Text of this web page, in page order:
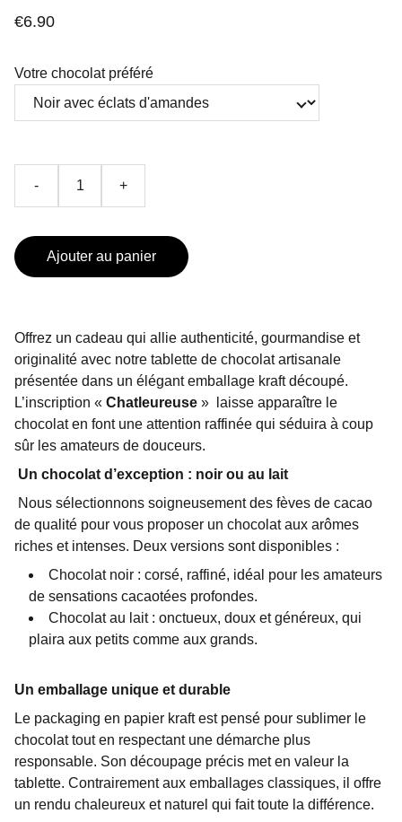
€6.90
Votre chocolat préféré
- +
Ajouter au panier
Offrez un cadeau qui allie authenticité, gourmandise et
originalité avec notre tablette de chocolat artisanale
présentée dans un élégant emballage kraft découpé.
L’inscription « Chatleureuse »
laisse apparaître le
chocolat en font une attention raffinée qui séduira à coup
sûr les amateurs de douceurs.
Un chocolat d’exception : noir ou au lait
Nous sélectionnons soigneusement des fèves de cacao
de qualité pour vous proposer un chocolat aux arômes
riches et intenses. Deux versions sont disponibles :
Chocolat noir : corsé, raffiné, idéal pour les amateurs
de sensations cacaotées profondes.
Chocolat au lait : onctueux, doux et généreux, qui
plaira aux petits comme aux grands.
Un emballage unique et durable
Le packaging en papier kraft est pensé pour sublimer le
chocolat tout en respectant une démarche plus
responsable. Son découpage précis met en valeur la
tablette. Contrairement aux emballages classiques, il offre
un rendu chaleureux et naturel qui fait toute la différence.